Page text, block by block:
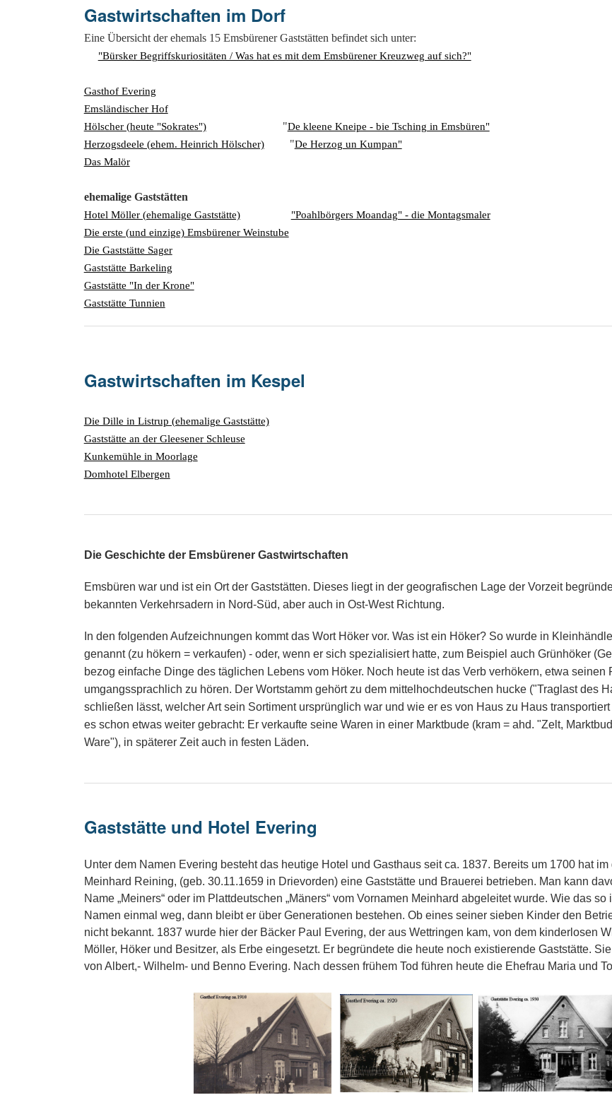
Gastwirtschaften im Dorf
Eine Übersicht der ehemals 15 Emsbürener Gaststätten befindet sich unter:
"Bürsker Begriffskuriositäten / Was hat es mit dem Emsbürener Kreuzweg auf sich?"
Gasthof Evering
Emsländischer Hof
Hölscher (heute "Sokrates")"De kleene Kneipe - bie Tsching in Emsbüren"
Herzogsdeele (ehem. Heinrich Hölscher)"De Herzog un Kumpan"
Das Malör
ehemalige Gaststätten
Hotel Möller (ehemalige Gaststätte)
"Poahlbörgers Moandag" - die Montagsmaler
Die erste (und einzige) Emsbürener Weinstube
Die Gaststätte Sager
Gaststätte Barkeling
Gaststätte "In der Krone"
Gaststätte Tunnien
Gastwirtschaften im Kespel
Die Dille in Listrup (ehemalige Gaststätte)
Gaststätte an der Gleesener Schleuse
Kunkemühle in Moorlage
Domhotel Elbergen
Die Geschichte der Emsbürener Gastwirtschaften
Emsbüren war und ist ein Ort der Gaststätten. Dieses liegt in der geografischen Lage der Vorzeit
bekannten Verkehrsadern in Nord-Süd, aber auch in Ost-West Richtung.
In den folgenden Aufzeichnungen kommt das Wort Höker vor. Was ist ein Höker? So wurde in
genannt (zu hökern = verkaufen) - oder, wenn er sich spezialisiert hatte, zum Beispiel auch Grünhöker
bezog einfache Dinge des täglichen Lebens vom Höker. Noch heute ist das Verb verhökern, etwa seinen
umgangssprachlich zu hören. Der Wortstamm gehört zu dem mittelhochdeutschen hucke ("Traglast des
schließen lässt, welcher Art sein Sortiment ursprünglich war und wie er es von Haus zu Haus
es schon etwas weiter gebracht: Er verkaufte seine Waren in einer Marktbude (kram = ahd. "Zelt,
Ware"), in späterer Zeit auch in festen Läden.
Gaststätte und Hotel Evering
Unter dem Namen Evering besteht das heutige Hotel und Gasthaus seit ca. 1837. Bereits um 1700 hat
Meinhard Reining, (geb. 30.11.1659 in Drievorden) eine Gaststätte und Brauerei betrieben. Man kann
Name „Meiners“ oder im Plattdeutschen „Mäners“ vom Vornamen Meinhard abgeleitet wurde. Wie das so
Namen einmal weg, dann bleibt er über Generationen bestehen. Ob eines seiner sieben Kinder den
nicht bekannt. 1837 wurde hier der Bäcker Paul Evering, der aus Wettringen kam, von dem kinderlosen
Möller, Höker und Besitzer, als Erbe eingesetzt. Er begründete die heute noch existierende Gaststätte.
von Albert,- Wilhelm- und Benno Evering. Nach dessen frühem Tod führen heute die Ehefrau Maria und